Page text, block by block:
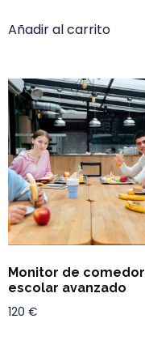
Añadir al carrito
Monitor de comedor
escolar avanzado
120 €